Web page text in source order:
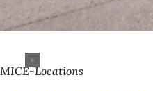
MICE-Locations